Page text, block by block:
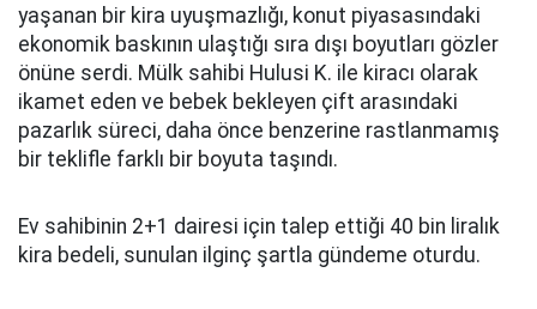
yaşanan bir kira uyuşmazlığı, konut piyasasındaki
ekonomik baskının ulaştığı sıra dışı boyutları gözler
önüne serdi. Mülk sahibi Hulusi K. ile kiracı olarak
ikamet eden ve bebek bekleyen çift arasındaki
pazarlık süreci, daha önce benzerine rastlanmamış
bir teklifle farklı bir boyuta taşındı.
Ev sahibinin 2+1 dairesi için talep ettiği 40 bin liralık
kira bedeli, sunulan ilginç şartla gündeme oturdu.